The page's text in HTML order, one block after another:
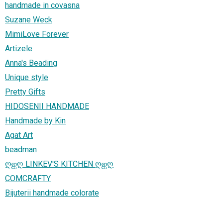
handmade in covasna
Suzane Weck
MimiLove Forever
Artizele
Anna's Beading
Unique style
Pretty Gifts
HIDOSENII HANDMADE
Handmade by Kin
Agat Art
beadman
ღஐღ LINKEV'S KITCHEN ღஐღ
COMCRAFTY
Bijuterii handmade colorate